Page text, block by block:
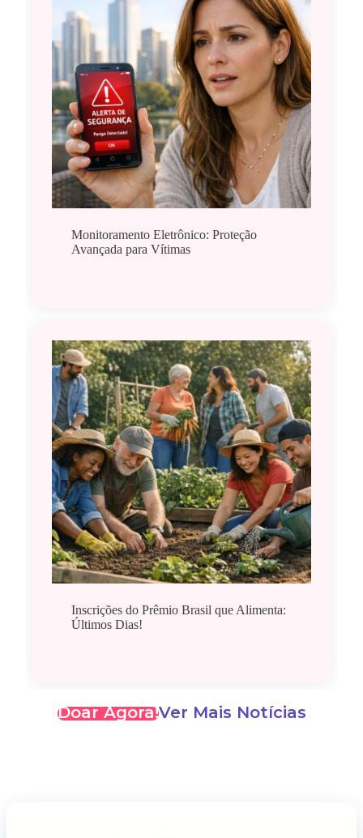
Monitoramento Eletrônico: Proteção
Avançada para Vítimas
Inscrições do Prêmio Brasil que Alimenta:
Últimos Dias!
Doar Agora!Ver Mais Notícias